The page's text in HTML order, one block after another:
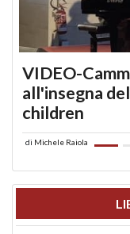
VIDEO-
all'insegna
children
di Michele Raiola